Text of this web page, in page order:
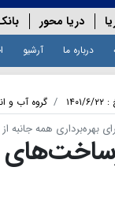
دریا محور
درباره ما آرشیو
گروه آب و
بهره‌برداری همه جانبه از